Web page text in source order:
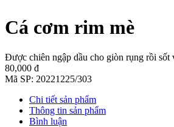
Cá cơm rim mè
Được chiên ngập dầu cho giòn rụng rồi sốt
80,000 đ
Mã SP: 20221225/303
Chi tiết sản phẩm
Thông tin sản phẩm
Bình luận